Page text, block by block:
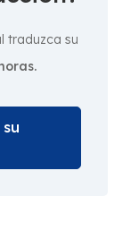
traduzca su